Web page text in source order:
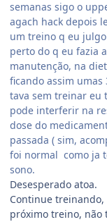
semanas sigo o
agach hack depois
um treino q eu
perto do q eu fazia
manutenção, na
ficando assim umas
tava sem treinar eu
pode interferir na
dose do
passada ( sim,
foi normal como ja
sono.
Desesperado atoa.
Continue
próximo treino, não